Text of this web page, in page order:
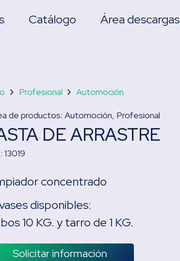
Catálogo Área descargas
Profesional Automoción
de productos: Automoción, Profesional
DE ARRASTRE
13019
concentrado
disponibles:
10 KG. y tarro de 1 KG.
Solicitar información